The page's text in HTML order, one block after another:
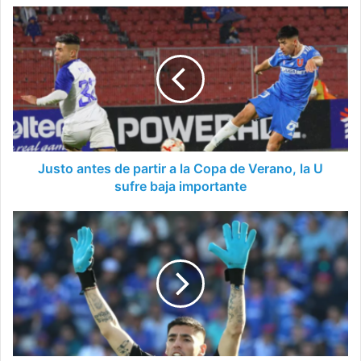
Justo
antes
de
partir
a
la
Copa
de
Verano,
baja
importante
Justo antes de partir a la Copa de Verano, la U
sufre baja importante
Gabriel
Castellón
habló
sobre
el
paro
indefinido
de
la